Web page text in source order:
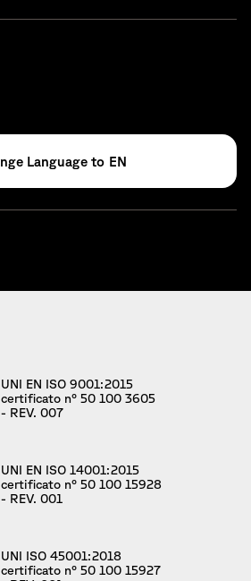
EN
UNI EN ISO 9001:2015
certificato n° 50 100 3605
- REV. 007
UNI EN ISO 14001:2015
certificato n° 50 100 15928
- REV. 001
UNI ISO 45001:2018
certificato n° 50 100 15927